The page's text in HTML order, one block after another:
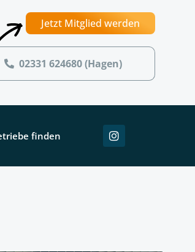
Jetzt Mitglied werden
02331 624680 (Hagen)
finden